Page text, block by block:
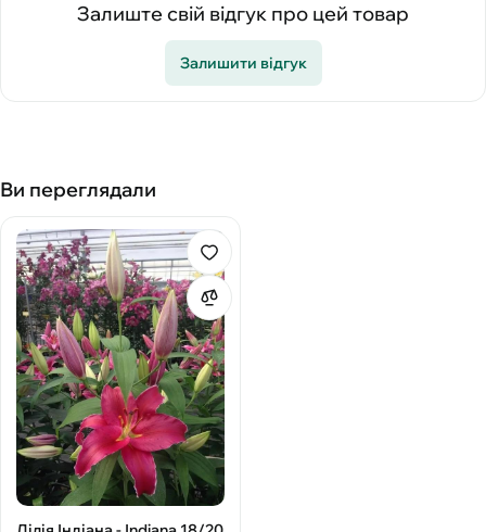
Залиште свій відгук про цей товар
Залишити відгук
Ви переглядали